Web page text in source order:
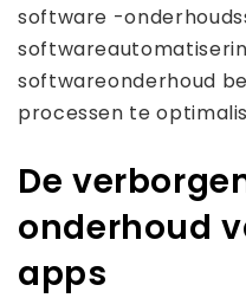
software -
softwareonderhoud
processen te
De
onderhoud
apps